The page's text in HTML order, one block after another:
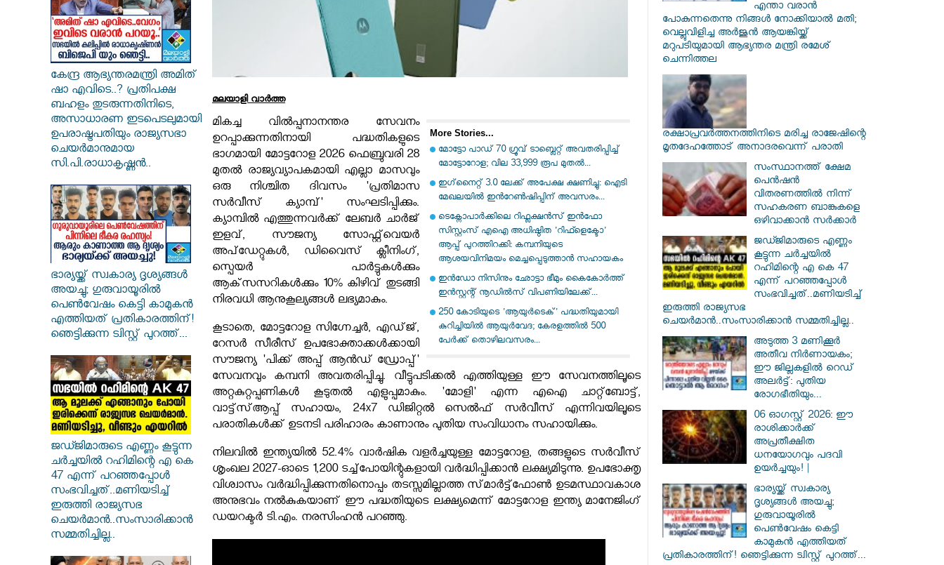
കേന്ദ്ര ആഭ്യന്തരമന്ത്രി അമിത്
ഷാ എവിടെ..? പ്രതിപക്ഷ
ബഹളം തുടരുന്നതിനിടെ,
അസാധാരണ ഇടപെടലുമായി
ഉപരാഷ്ട്രപതിയും രാജ്യസഭാ
ചെയർമാനുമായ
സി.പി.രാധാകൃഷ്ണൻ..
ഭാര്യയ്ക്ക് സ്വകാര്യ ദൃശ്യങ്ങൾ
അയച്ചു; ഗുരുവായൂരിൽ
പെൺവേഷം കെട്ടി കാമുകൻ
എത്തിയത് പ്രതികാരത്തിന്!
ഞെട്ടിക്കുന്ന ട്വിസ്റ്റ് പുറത്ത്...
ജഡ്ജിമാരുടെ എണ്ണം കൂട്ടുന്ന
ചർച്ചയിൽ റഹിമിന്റെ എ കെ
47 എന്ന് പറഞ്ഞപ്പോൾ
സംഭവിച്ചത്..മണിയടിച്ച്
ഇരുത്തി രാജ്യസഭ
ചെയർമാൻ..സംസാരിക്കാൻ
സമ്മതിച്ചില്ല..
മലയാളി വാര്‍ത്ത
More Stories...
മോട്ടോ പാഡ് 70 ഗ്രൂവ് ടാബ്ലെറ്റ് അവതരിപ്പിച്ച്
മോട്ടോറോള; വില 33,999 രൂപ മുതൽ...
ഇഗ്‌നൈറ്റ് 3.0 ലേക്ക് അപേക്ഷ ക്ഷണിച്ചു: ഐടി
മേഖലയില്‍ ഇന്‍റേണ്‍ഷിപ്പിന് അവസരം...
ടെക്നോപാര്‍ക്കിലെ റിഫ്ലക്ഷന്‍സ് ഇന്‍ഫോ
സിസ്റ്റംസ് എഐ അധിഷ്ഠിത 'റിഫ്ളെക്ടോ'
ആപ്പ് പുറത്തിറക്കി: കമ്പനിയുടെ
ആശയവിനിമയം മെച്ചപ്പെടുത്താന്‍ സഹായകം
ഇൻഡോ നിസിനും ഛോട്ടാ ഭീമും കൈകോർത്ത്
ഇൻസ്റ്റന്റ് നൂഡിൽസ് വിപണിയിലേക്ക്...
250 കോടിയുടെ 'ആയുർടെക്' പദ്ധതിയുമായി
കുറിച്ചിയിൽ ആയുർവേദ; കേരളത്തിൽ 500
പേർക്ക് തൊഴിലവസരം...
മികച്ച വിൽപ്പനാനന്തര സേവനം
ഉറപ്പാക്കുന്നതിനായി പദ്ധതികളുടെ
ഭാഗമായി മോട്ടറോള 2026 ഫെബ്രുവരി 28
മുതൽ രാജ്യവ്യാപകമായി എല്ലാ മാസവും
ഒരു നിശ്ചിത ദിവസം 'പ്രതിമാസ
സർവീസ് ക്യാമ്പ്' സംഘടിപ്പിക്കും.
ക്യാമ്പിൽ എത്തുന്നവർക്ക് ലേബർ ചാർജ്
ഇളവ്, സൗജന്യ സോഫ്റ്റ്‌വെയർ
അപ്‌ഡേറ്റുകൾ, ഡിവൈസ് ക്ലീനിംഗ്,
സ്പെയർ പാർട്ടുകൾക്കും
ആക്‌സസറികൾക്കും 10% കിഴിവ് തുടങ്ങി
നിരവധി ആനുകൂല്യങ്ങൾ ലഭ്യമാകും.
കൂടാതെ, മോട്ടറോള സിഗ്നേച്ചർ, എഡ്‌ജ്‌,
റേസർ സീരീസ് ഉപഭോക്താക്കൾക്കായി
സൗജന്യ 'പിക്ക് അപ്പ് ആൻഡ് ഡ്രോപ്പ്'
സേവനവും കമ്പനി അവതരിപ്പിച്ചു. വീട്ടുപടിക്കൽ എത്തിയുള്ള ഈ സേവനത്തിലൂടെ
അറ്റകുറ്റപ്പണികൾ കൂടുതൽ എളുപ്പമാകും. 'മോളി' എന്ന എഐ ചാറ്റ്‌ബോട്ട്,
വാട്ട്‌സ്ആപ്പ് സഹായം, 24x7 ഡിജിറ്റൽ സെൽഫ് സർവീസ് എന്നിവയിലൂടെ
പരാതികൾക്ക് ഉടനടി പരിഹാരം കാണാനും പുതിയ സംവിധാനം സഹായിക്കും.
നിലവിൽ ഇന്ത്യയിൽ 52.4% വാർഷിക വളർച്ചയുള്ള മോട്ടറോള, തങ്ങളുടെ സർവീസ്
ശൃംഖല 2027-ഓടെ 1,200 ടച്ച്‌പോയിന്റുകളായി വർദ്ധിപ്പിക്കാൻ ലക്ഷ്യമിടുന്നു. ഉപഭോക്തൃ
വിശ്വാസം വർദ്ധിപ്പിക്കുന്നതിനൊപ്പം തടസ്സമില്ലാത്ത സ്‌മാർട്ട്‌ഫോൺ ഉടമസ്ഥാവകാശ
അനുഭവം നൽകുകയാണ് ഈ പദ്ധതിയുടെ ലക്ഷ്യമെന്ന് മോട്ടറോള ഇന്ത്യ മാനേജിംഗ്
ഡയറക്ടർ ടി.എം. നരസിംഹൻ പറഞ്ഞു.
എന്താ വരാൻ
പോകുന്നതെന്നു നിങ്ങൾ നോക്കിയാൽ മതി;
വെല്ലുവിളിച്ച അർജുൻ ആയങ്കിയ്ക്ക്
മറുപടിയുമായി ആഭ്യന്തര മന്ത്രി രമേശ്
ചെന്നിത്തല
രക്ഷാപ്രവര്‍ത്തനത്തിനിടെ മരിച്ച രാജേഷിന്റെ
മൃതദേഹത്തോട് അനാദരവെന്ന് പരാതി
സംസ്ഥാനത്ത് ക്ഷേമ
പെൻഷൻ
വിതരണത്തിൽ നിന്ന്
സഹകരണ ബാങ്കുകളെ
ഒഴിവാക്കാൻ സർക്കാർ
ജഡ്ജിമാരുടെ എണ്ണം
കൂട്ടുന്ന ചർച്ചയിൽ
റഹിമിന്റെ എ കെ 47
എന്ന് പറഞ്ഞപ്പോൾ
സംഭവിച്ചത്..മണിയടിച്ച്
ഇരുത്തി രാജ്യസഭ
ചെയർമാൻ..സംസാരിക്കാൻ സമ്മതിച്ചില്ല..
അടുത്ത 3 മണിക്കൂർ
അതീവ നിർണായകം;
ഈ ജില്ലകളിൽ റെഡ്
അലർട്ട്: പുതിയ
രോഗഭീതിയും...
06 ഓഗസ്റ്റ് 2026: ഈ
രാശിക്കാർക്ക്
അപ്രതീക്ഷിത
ധനയോഗവും പദവി
ഉയർച്ചയും! |
ഭാര്യയ്ക്ക് സ്വകാര്യ
ദൃശ്യങ്ങൾ അയച്ചു;
ഗുരുവായൂരിൽ
പെൺവേഷം കെട്ടി
കാമുകൻ എത്തിയത്
പ്രതികാരത്തിന്! ഞെട്ടിക്കുന്ന ട്വിസ്റ്റ് പുറത്ത്...